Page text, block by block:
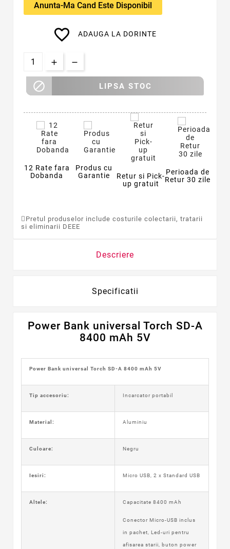
Anunta-Ma Cand Este Disponibil
favorite_border ADAUGA LA DORINTE
 LIPSA STOC
12 Rate fara
Dobanda
Produs cu
Garantie
Retur si Pick-
up gratuit
Perioada de
Retur 30 zile
Pretul produselor include costurile colectarii, tratarii
si eliminarii DEEE
Descriere
Specificatii
Power Bank universal Torch SD-A
8400 mAh 5V
Power Bank universal Torch SD-A 8400 mAh 5V
Tip accesoriu: Incarcator portabil
Material: Aluminiu
Culoare: Negru
Iesiri: Micro USB, 2 x Standard USB
Altele: Capacitate 8400 mAh
Conector Micro-USB inclus
in pachet, Led-uri pentru
afisarea starii, buton power